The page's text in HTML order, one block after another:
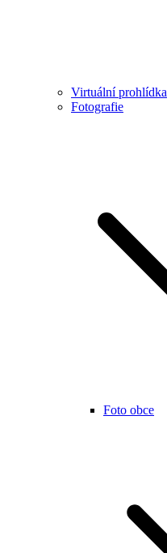
Virtuální prohlídka
Fotografie
Foto obce